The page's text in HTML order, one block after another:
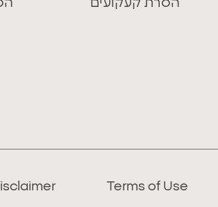
הסרת קעקועים
Terms of Use